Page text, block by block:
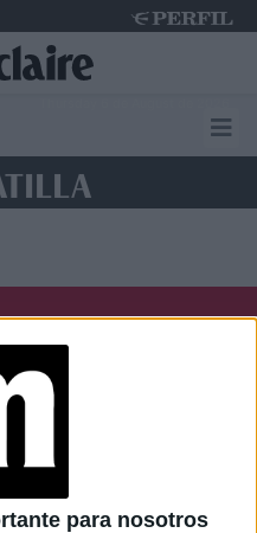
para nosotros
Noticias